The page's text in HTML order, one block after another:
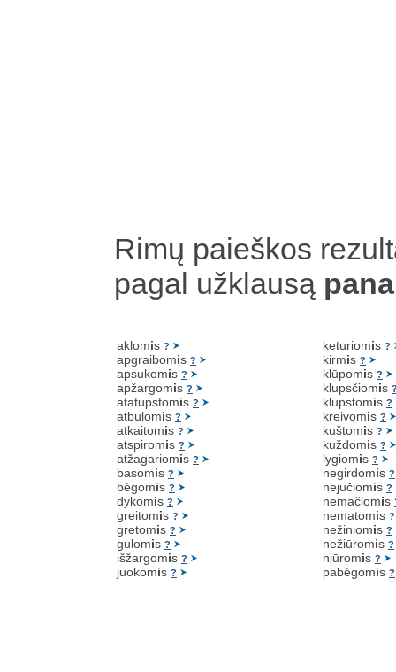
Rimų paieškos
pagal užklausą
aklomis ?
apgraibomis ?
apsukomis ?
apžargomis ?
atatupstomis ?
atbulomis ?
atkaitomis ?
atspiromis ?
atžagariomis ?
basomis ?
bėgomis ?
dykomis ?
greitomis ?
gretomis ?
gulomis ?
išžargomis ?
juokomis ?
keturiomis ?
kirmis ?
klūpomis ?
klupsčiomis
klupstomis ?
kreivomis ?
kuštomis ?
kuždomis ?
lygiomis ?
negirdomis ?
nejučiomis ?
nemačiomis
nematomis ?
nežiniomis ?
nežiūromis ?
niūromis ?
pabėgomis ?